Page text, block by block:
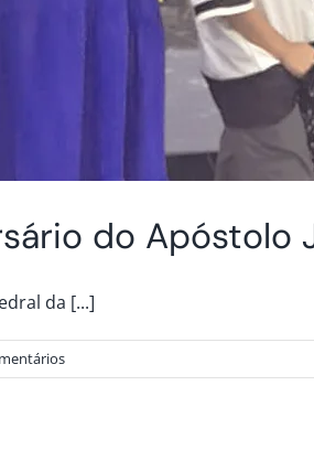
do Apóstolo
da [...]